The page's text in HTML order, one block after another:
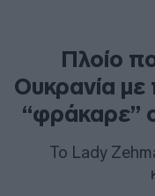
Πλοίο
Ουκρανία με
“φράκαρε”
To Lady